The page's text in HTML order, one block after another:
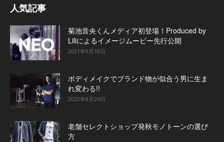
人気記事
菊池音央くんメディア初登場！Produced by
Liliによるイメージムービー先行公開
2021年9月18日
ボディメイクでブランド物が似合う男に生ま
れ変わる!!
2020年8月24日
老舗セレクトショップ発秋モノトーンの選び
方